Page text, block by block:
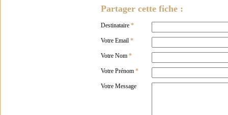
Partager cette fiche :
Destinataire *
Votre Email *
Votre Nom *
Votre Prénom *
Votre Message